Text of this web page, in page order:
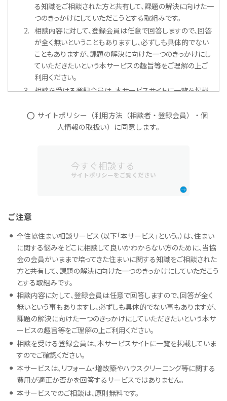
る知識をご相談された方と共有して、課題の解決に向けた一
つのきっかけにしていただこうとする取組みです。
相談内容に対して、登録会員は任意で回答しますので、回答
が全く無いということもありますし、必ずしも具体的でない
こともありますが、課題の解決に向けた一つのきっかけにし
ていただきたいという本サービスの趣旨等をご理解の上ご
利用ください。
相談を受ける登録会員は、本サービスサイトに一覧を掲載
本サービスは、Ⅰの１から２７までは、相談料金は発生しま
Ⅰ 相談から回答まで
ご相談は、相談受付フォームからお願いします。
ご利用には、本サービスのサイトポリシー（利用方法、個人情
相談受付フォームで、以下の内容をご記入ください。
相談者情報（相談者名、メールアドレス、住所(市区町村ま
で)、電話番号）
相談対象住宅情報（住所（市区町村まで）、区分（一戸建て／
マンション（所在階）））
相談項目(選択式)
相談内容
相談内容は、現在の状況を含めて、なるべく整理して具体的
にご記入ください。
本サービスの情報伝達方法は、電子メールを利用します。メ
ールアドレスは間違いの無いようにご記入ください。
迷惑メール設定等によりパソコン等からの電子メールを受
信できないようにしている場合等は、設定の変更をしてくだ
さい。
サイトポリシー（利用方法（相談者・登録会員）・個
人情報の取扱い）に同意します。
今すぐ相談する
サイトポリシーをご覧ください
ご注意
全住協住まい相談サービス（以下「本サービス」という。）は、住まい
に関する悩みをどこに相談して良いかわからない方のために、当協
会の会員がいままで培ってきた住まいに関する知識をご相談された
方と共有して、課題の解決に向けた一つのきっかけにしていただこう
とする取組みです。
相談内容に対して、登録会員は任意で回答しますので、回答が全く
無いという事もありますし、必ずしも具体的でない事もありますが、
課題の解決に向けた一つのきっかけにしていただきたいという本サ
ービスの趣旨等をご理解の上ご利用ください。
相談を受ける登録会員は、本サービスサイトに一覧を掲載していま
すのでご確認ください。
本サービスは、リフォーム・増改築やハウスクリーニング等に関する
費用が適正か否かを回答するサービスではありません。
本サービスでのご相談は、原則無料です。